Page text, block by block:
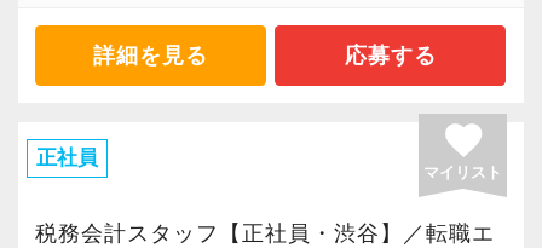
詳細を見る 応募する
正社員 favorite
マイリスト
税務会計スタッフ【正社員・渋谷】／転職エ